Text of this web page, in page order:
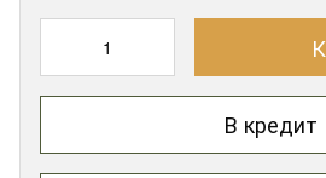
В кредит